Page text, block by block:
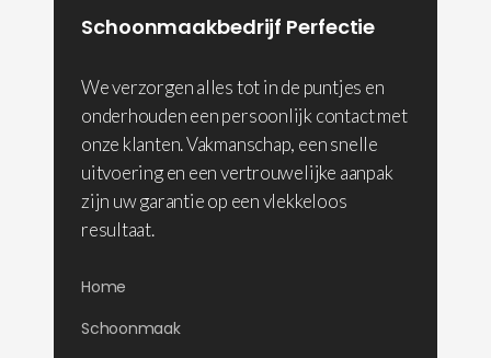
Schoonmaakbedrijf Perfectie
We verzorgen alles tot in de puntjes en
onderhouden een persoonlijk contact met
onze klanten. Vakmanschap, een snelle
uitvoering en een vertrouwelijke aanpak
zijn uw garantie op een vlekkeloos
resultaat.
Home
Schoonmaak